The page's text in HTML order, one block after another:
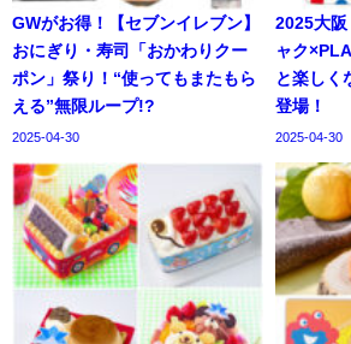
GWがお得！【セブンイレブン】
おにぎり・寿司「おかわりクー
ポン」祭り！“使ってもまたもら
える”無限ループ!?
2025-04-30
2025大阪
ャク
と楽しく
登場！
2025-04-30